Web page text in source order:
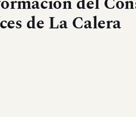
de La Calera